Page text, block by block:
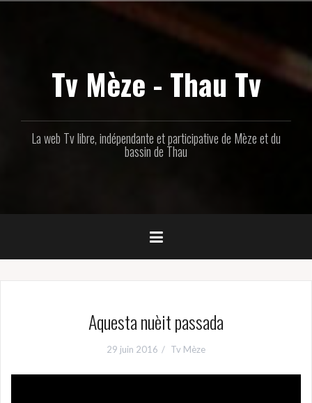
Tv Mèze - Thau Tv
La web Tv libre, indépendante et participative de Mèze et du
bassin de Thau
Aquesta nuèit passada
29 juin 2016 Tv Mèze